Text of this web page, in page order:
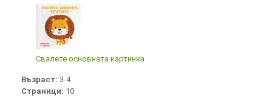
Свалете основната картинка
Възраст: 3-4
Страници: 10